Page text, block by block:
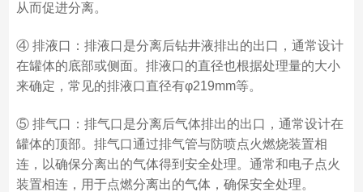
从而促进分离。
④ 排液口：排液口是分离后钻井液排出的出口，通常设计
在罐体的底部或侧面。排液口的直径也根据处理量的大小
来确定，常见的排液口直径有φ219mm等。
⑤ 排气口：排气口是分离后气体排出的出口，通常设计在
罐体的顶部。排气口通过排气管与防喷点火燃烧装置相
连，以确保分离出的气体得到安全处理。通常和电子点火
装置相连，用于点燃分离出的气体，确保安全处理。